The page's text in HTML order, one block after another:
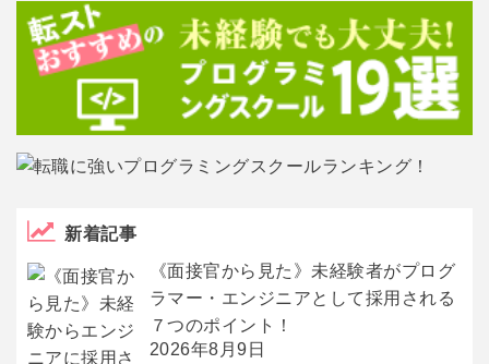
新着記事
《面接官から見た》未経験者がプログ
ラマー・エンジニアとして採用される
７つのポイント！
2026年8月9日